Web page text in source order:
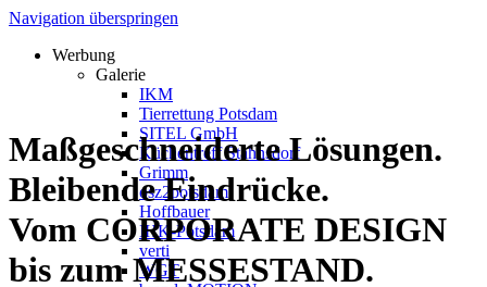
Navigation überspringen
Werbung
Galerie
IKM
Tierrettung Potsdam
SITEL GmbH
Küchentreff Stahnsdorf
Grimm
osz2potsdam
Hoffbauer
IHK-Potsdam
verti
WGT
Maßgeschneiderte Lösungen.
Bleibende Eindrücke.
Vom CORPORATE DESIGN
bis zum MESSESTAND.